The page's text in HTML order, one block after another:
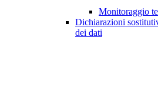
Monitoraggio
Dichiarazioni
dei dati